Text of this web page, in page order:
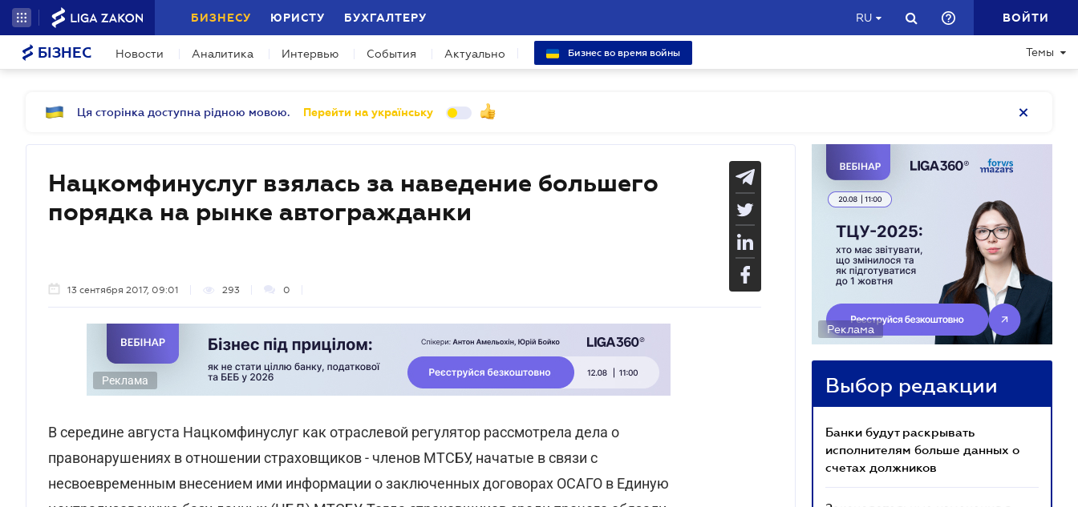
БИЗНЕСУ ЮРИСТУ БУХГАЛТЕРУ RU ВОЙТИ
БІЗНЕС Новости Аналитика Интервью События Актуально Бизнес во время войны Темы
Ця сторінка доступна рідною мовою. Перейти на українську
Нацкомфинуслуг взялась за наведение большего
порядка на рынке автогражданки
13 сентября 2017, 09:01 293 0
Реклама
В середине августа Нацкомфинуслуг как отраслевой регулятор рассмотрела дела о
правонарушениях в отношении страховщиков - членов МТСБУ, начатые в связи с
несвоевременным внесением ими информации о заключенных договорах ОСАГО в Единую
Реклама
Выбор редакции
Банки будут раскрывать
исполнителям больше данных о
счетах должников